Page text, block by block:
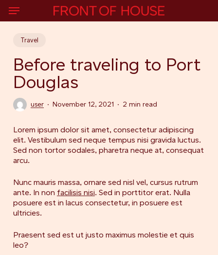
content
Menu
Travel
Before traveling to Port
Douglas
user November 12, 2021 2 min read
Lorem ipsum dolor sit amet, consectetur adipiscing
elit. Vestibulum sed neque tempus nisi gravida luctus.
Sed non tortor sodales, pharetra neque at, consequat
arcu.
Nunc mauris massa, ornare sed nisl vel, cursus rutrum
ante. In non facilisis nisi. Sed in porttitor erat. Nulla
posuere est in lacus consectetur, in posuere est
ultricies.
Praesent sed est ut justo maximus molestie et quis
leo?